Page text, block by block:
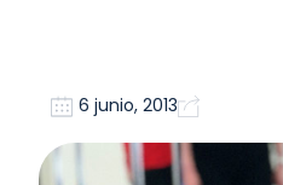
6 junio, 2013